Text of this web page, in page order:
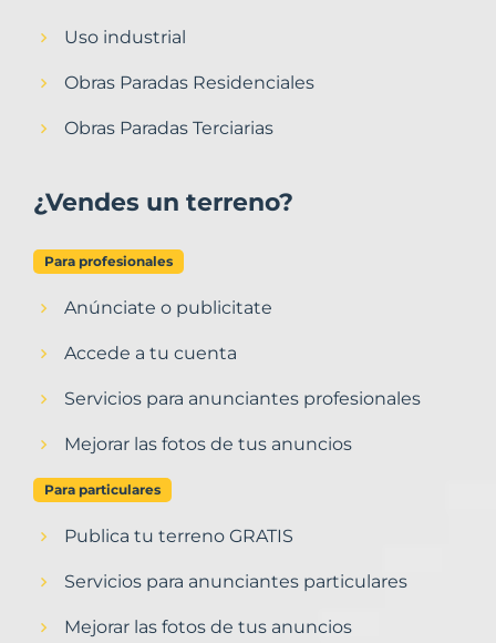
Uso industrial
Obras Paradas Residenciales
Obras Paradas Terciarias
¿Vendes un terreno?
Para profesionales
Anúnciate o publicitate
Accede a tu cuenta
Servicios para anunciantes profesionales
Mejorar las fotos de tus anuncios
Para particulares
Publica tu terreno GRATIS
Servicios para anunciantes particulares
Mejorar las fotos de tus anuncios